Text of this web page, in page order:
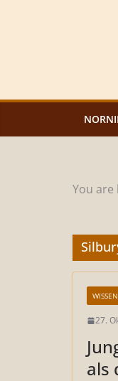
You are
27.
als